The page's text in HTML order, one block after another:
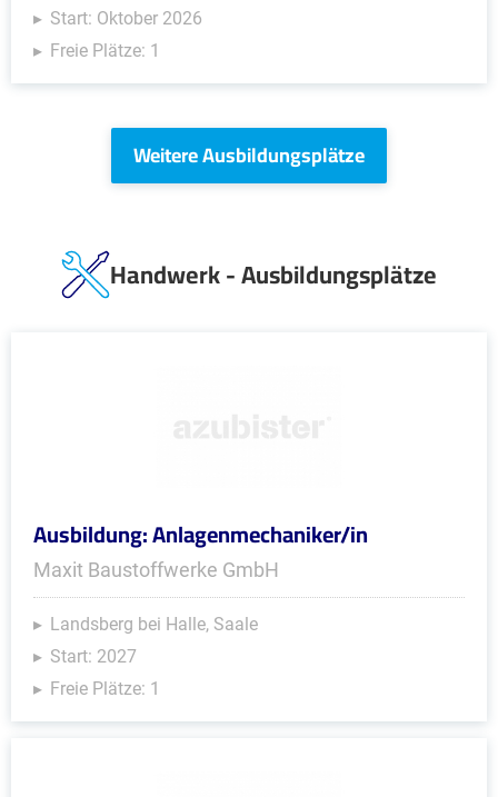
Start: Oktober 2026
Freie Plätze: 1
Weitere Ausbildungsplätze
Handwerk - Ausbildungsplätze
Ausbildung: Anlagenmechaniker/in
Maxit Baustoffwerke GmbH
Landsberg bei Halle, Saale
Start: 2027
Freie Plätze: 1